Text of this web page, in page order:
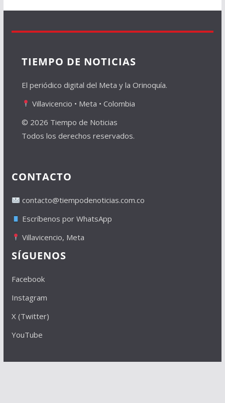
TIEMPO DE NOTICIAS
El periódico digital del Meta y la Orinoquía.
Villavicencio • Meta • Colombia
© 2026 Tiempo de Noticias
Todos los derechos reservados.
CONTACTO
contacto@tiempodenoticias.com.co
Escríbenos por WhatsApp
Villavicencio, Meta
SÍGUENOS
Facebook
Instagram
X (Twitter)
YouTube